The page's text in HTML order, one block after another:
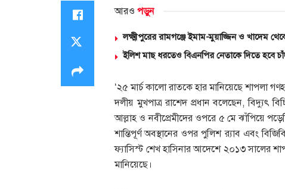
আরও পড়ুন
লক্ষ্মীপুরের রামগঞ্জে ইমাম-মুয়াজ্জিন ও খাদেম
ইলিশ মাছ ধরতেও বিএনপির নেতাকে দিতে হবে
‘২৫ মার্চ কালো রাতকে হার মানিয়েছে শাপলা
দলীয় মুখপাত্র রাশেদ প্রধান বলেছেন, বিদ্যুৎ
আল্লাহ ও নবীপ্রেমীদের ওপরে ৫ মে ঝাঁপিয়ে
শান্তিপূর্ণ অবস্থানের ওপর পুলিশ র‍্যাব এবং
ফ্যাসিস্ট শেখ হাসিনার আদেশে ২০১৩ সালের
মানিয়েছে।